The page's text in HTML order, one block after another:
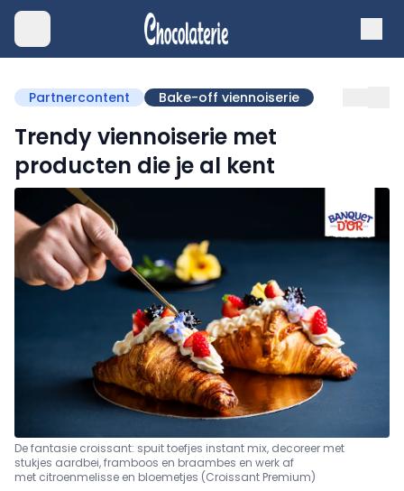
Partnercontent Bake-off viennoiserie
Trendy viennoiserie met
producten die je al kent
De fantasie croissant: spuit toefjes instant mix, decoreer met
stukjes aardbei, framboos en braambes en werk af
met citroenmelisse en bloemetjes (Croissant Premium)